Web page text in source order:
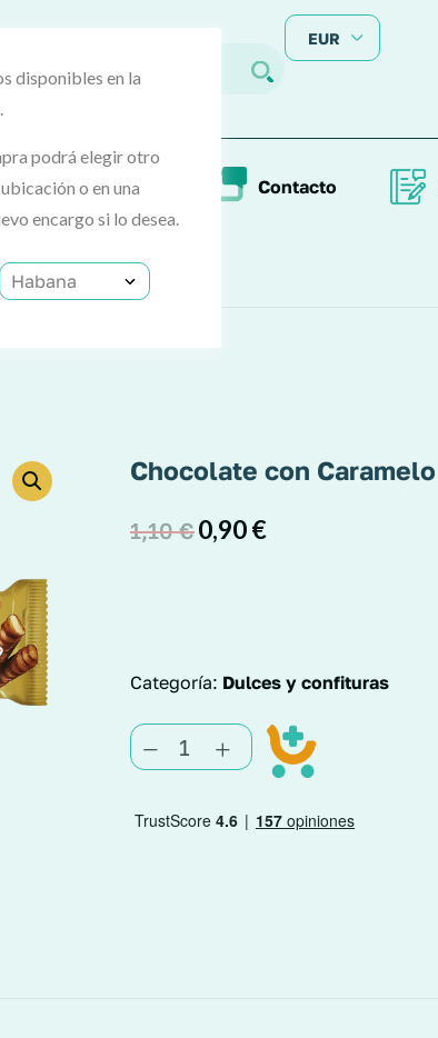
disponibles en la
podrá elegir otro
o en una
encargo si lo desea.
EUR
frecuentes Contacto
(Twix) 50.7g
Chocolate con
1,10€0,90€
Categoría: Dulces y confituras